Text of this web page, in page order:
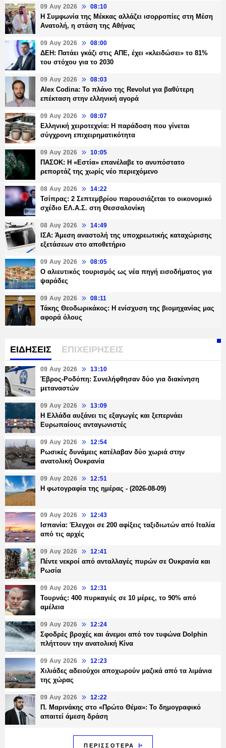
09 Αυγ 2026 08:10
Η Συμφωνία της Μέκκας αλλάζει ισορροπίες στη Μέση
Ανατολή, η στάση της Αθήνας
09 Αυγ 2026 08:00
ΔΕΗ: Πατάει γκάζι στις ΑΠΕ, έχει «κλειδώσει» το 81%
του στόχου για το 2030
09 Αυγ 2026 08:03
Alex Codina: Το πλάνο της Revolut για βαθύτερη
επέκταση στην ελληνική αγορά
09 Αυγ 2026 08:07
Ελληνική χειροτεχνία: Η παράδοση που γίνεται
σύγχρονη επιχειρηματικότητα
09 Αυγ 2026 10:05
ΠΑΣΟΚ: Η «Εστία» επανέλαβε το ανυπόστατο
ρεπορτάζ της χωρίς νέο περιεχόμενο
08 Αυγ 2026 14:22
Τσίπρας: 2 Σεπτεμβρίου παρουσιάζεται το οικονομικό
σχέδιο ΕΛ.Α.Σ. στη Θεσσαλονίκη
08 Αυγ 2026 14:49
ΙΣΑ: Άμεση αναστολή της υποχρεωτικής καταχώρισης
εξετάσεων στο αποθετήριο
09 Αυγ 2026 08:05
Ο αλιευτικός τουρισμός ως νέα πηγή εισοδήματος για
ψαράδες
09 Αυγ 2026 08:11
Τάκης Θεοδωρικάκος: Η ενίσχυση της βιομηχανίας μας
αφορά όλους
ΕΙΔΗΣΕΙΣ ΕΠΙΧΕΙΡΗΣΕΙΣ
09 Αυγ 2026 13:10
Έβρος-Ροδόπη: Συνελήφθησαν δύο για διακίνηση
μεταναστών
09 Αυγ 2026 13:09
Η Ελλάδα αυξάνει τις εξαγωγές και ξεπερνάει
Ευρωπαίους ανταγωνιστές
09 Αυγ 2026 12:54
Ρωσικές δυνάμεις κατέλαβαν δύο χωριά στην
ανατολική Ουκρανία
09 Αυγ 2026 12:51
Η φωτογραφία της ημέρας - (2026-08-09)
09 Αυγ 2026 12:43
Ισπανία: Έλεγχοι σε 200 αφίξεις ταξιδιωτών από Ιταλία
από τις αρχές
09 Αυγ 2026 12:41
Πέντε νεκροί από ανταλλαγές πυρών σε Ουκρανία και
Ρωσία
09 Αυγ 2026 12:31
Τουρνάς: 400 πυρκαγιές σε 10 μέρες, το 90% από
αμέλεια
09 Αυγ 2026 12:24
Σφοδρές βροχές και άνεμοι από τον τυφώνα Dolphin
πλήττουν την ανατολική Κίνα
09 Αυγ 2026 12:23
Χιλιάδες αδειούχοι αποχωρούν μαζικά από τα λιμάνια
της χώρας
09 Αυγ 2026 12:22
Π. Μαρινάκης στο «Πρώτο Θέμα»: Το δημογραφικό
απαιτεί άμεση δράση
ΠΕΡΙΣΣΟΤΕΡΑ